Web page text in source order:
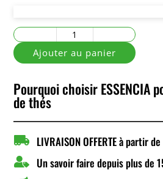
quantité
Ceylon
O.P.
Ajouter au panier
Pourquoi choisir ESSENCIA
de thés
 LIVRAISON OFFERTE à partir
 Un savoir faire depuis plus de